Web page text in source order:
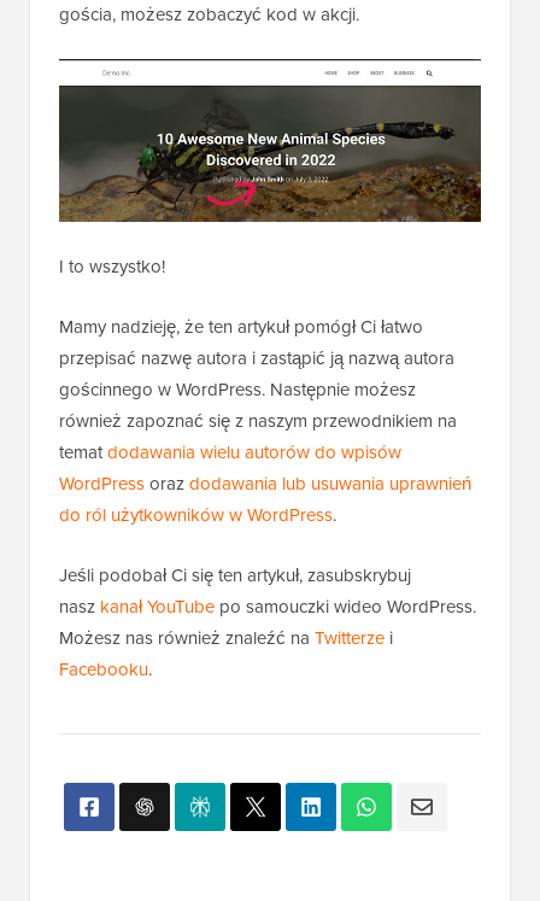
gościa, możesz zobaczyć kod w akcji.
I to wszystko!
Mamy nadzieję, że ten artykuł pomógł Ci łatwo
przepisać nazwę autora i zastąpić ją nazwą autora
gościnnego w WordPress. Następnie możesz
również zapoznać się z naszym przewodnikiem na
tematdodawania wielu autorów do wpisów
WordPressorazdodawania lub usuwania uprawnień
do ról użytkowników w WordPress.
Jeśli podobał Ci się ten artykuł, zasubskrybuj
nasz kanał YouTube po samouczki wideo WordPress.
Możesz nas również znaleźć na Twitterze i
Facebooku.